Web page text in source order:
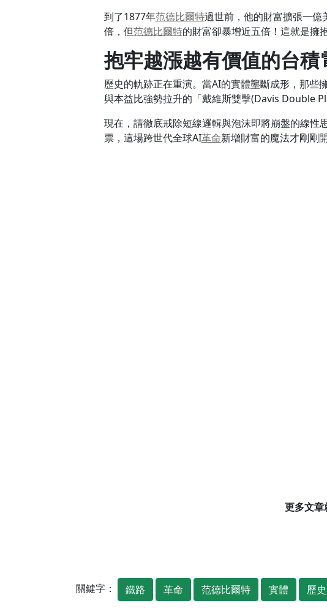
到了1877年范德比爾特過世前，他的財富擴張一億
倍，但范德比爾特的財富卻暴增近五倍！這就是擁
抱牢越漲越有價值的台積
歷史的軌跡正在重演。當AI的實體壟斷成形，那些
與本益比強勢拉升的「戴維斯雙擊(Davis Double
現在，請徹底戒除短線邏輯與泡沫即將崩盤的線性
票，這場跨世代全球AI革命新增財富的魔法才剛剛
更多文章
關鍵字： 鐵路 革命 范德比爾特 實體 歷史